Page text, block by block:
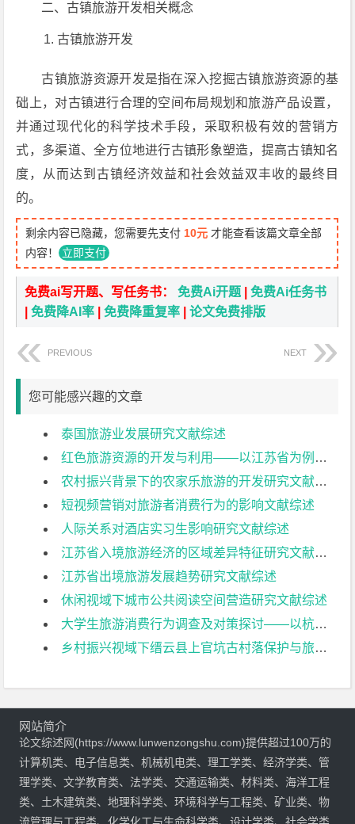
二、古镇旅游开发相关概念
古镇旅游开发
古镇旅游资源开发是指在深入挖掘古镇旅游资源的基
础上，对古镇进行合理的空间布局规划和旅游产品设置，
并通过现代化的科学技术手段，采取积极有效的营销方
式，多渠道、全方位地进行古镇形象塑造，提高古镇知名
度，从而达到古镇经济效益和社会效益双丰收的最终目
的。
剩余内容已隐藏，您需要先支付 10元 才能查看该篇文章全部
内容！ 立即支付
免费ai写开题、写任务书：免费Ai开题 |免费Ai任务书
|免费降AI率 |免费降重复率 |论文免费排版
PREVIOUS NEXT
您可能感兴趣的文章
泰国旅游业发展研究文献综述
红色旅游资源的开发与利用——以江苏省为例文献综述
农村振兴背景下的农家乐旅游的开发研究文献综述
短视频营销对旅游者消费行为的影响文献综述
人际关系对酒店实习生影响研究文献综述
江苏省入境旅游经济的区域差异特征研究文献综述
江苏省出境旅游发展趋势研究文献综述
休闲视域下城市公共阅读空间营造研究文献综述
大学生旅游消费行为调查及对策探讨——以杭州师范大学为例文献综述
乡村振兴视域下缙云县上官坑古村落保护与旅游开发研究文献综述
网站简介
论文综述网(https://www.lunwenzongshu.com)提供超过100万的
计算机类、电子信息类、机械机电类、理工学类、经济学类、管
理学类、文学教育类、法学类、交通运输类、材料类、海洋工程
类、土木建筑类、地理科学类、环境科学与工程类、矿业类、物